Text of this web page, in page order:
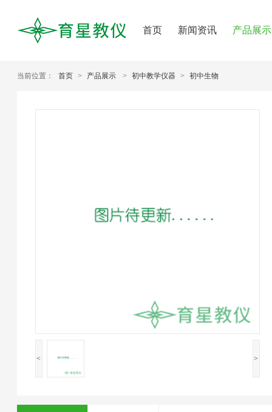
首页 新闻资讯 产品展示
当前位置： 首页 > 产品展示 > 初中教学仪器 > 初中生物
< >